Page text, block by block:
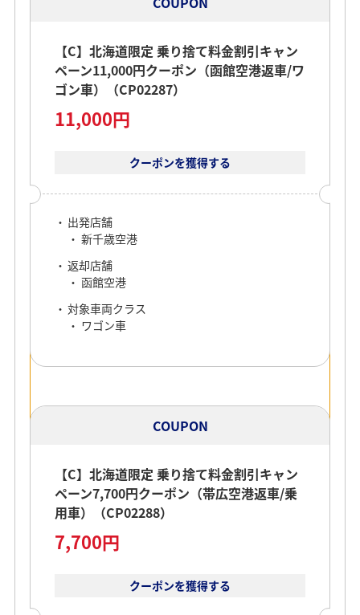
【C】北海道限定 乗り捨て料金割引キャン
ペーン11,000円クーポン（函館空港返車/ワ
ゴン車）（CP02287）
11,000円
クーポンを獲得する
出発店舗
新千歳空港
返却店舗
函館空港
対象車両クラス
ワゴン車
COUPON
【C】北海道限定 乗り捨て料金割引キャン
ペーン7,700円クーポン（帯広空港返車/乗
用車）（CP02288）
7,700円
クーポンを獲得する